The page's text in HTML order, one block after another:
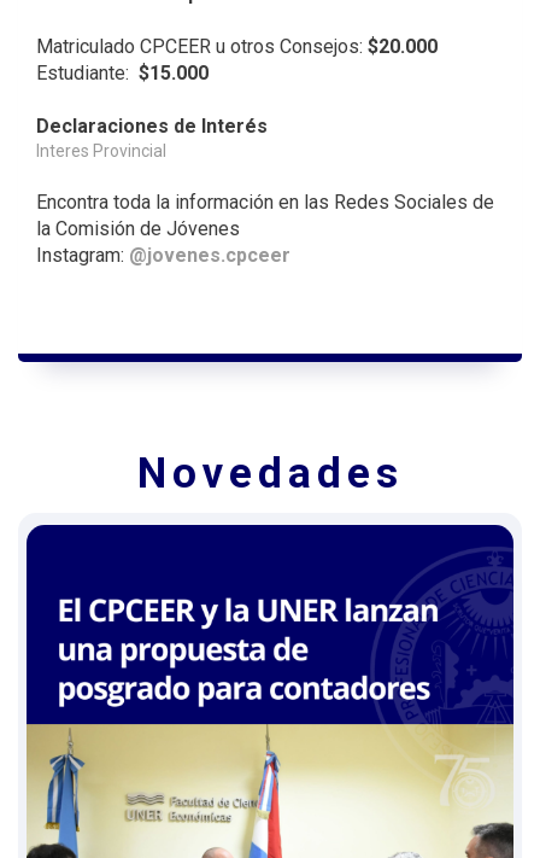
Matriculado CPCEER u otros Consejos: $20.000
Estudiante: $15.000
Declaraciones de Interés
Interes Provincial
Encontra toda la información en las Redes Sociales de
la Comisión de Jóvenes
Instagram: @jovenes.cpceer
Novedades